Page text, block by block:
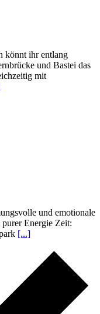
könnt ihr entlang
und Bastei das
mit
und emotionale
Energie Zeit:
[...]